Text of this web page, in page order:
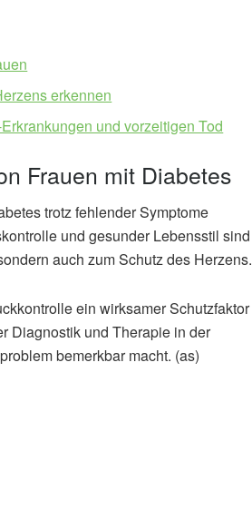
erkennen
und vorzeitigen Tod
Frauen mit Diabetes
trotz fehlender Symptome
und gesunder Lebensstil sind
auch zum Schutz des Herzens.
ein wirksamer Schutzfaktor
Diagnostik und Therapie in der
bemerkbar macht. (as)